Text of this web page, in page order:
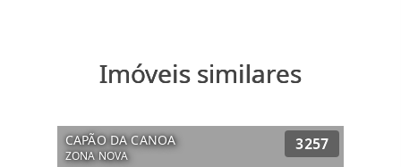
Imóveis similares
CAPÃO DA CANOA
ZONA NOVA
3257